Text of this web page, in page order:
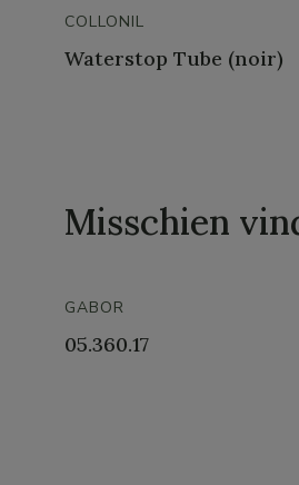
COLLONIL
Waterstop Tube (noir)
Misschien
GABOR
05.360.17